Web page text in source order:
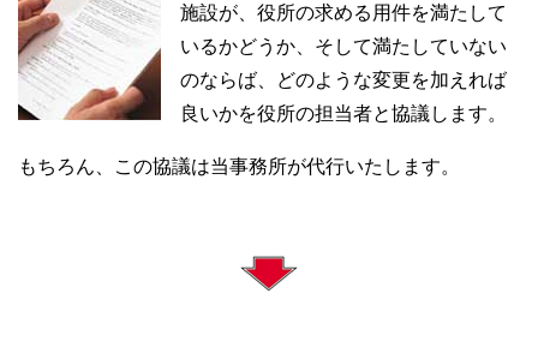
施設が、役所の求める用件を満たして
いるかどうか、そして満たしていない
のならば、どのような変更を加えれば
良いかを役所の担当者と協議します。
もちろん、この協議は当事務所が代行いたします。